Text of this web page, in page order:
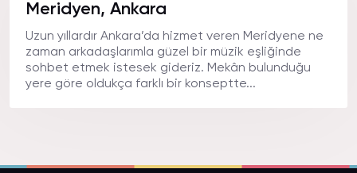
Meridyen, Ankara
Uzun yıllardır Ankara’da hizmet veren Meridyene ne
zaman arkadaşlarımla güzel bir müzik eşliğinde
sohbet etmek istesek gideriz. Mekân bulunduğu
yere göre oldukça farklı bir konseptte...